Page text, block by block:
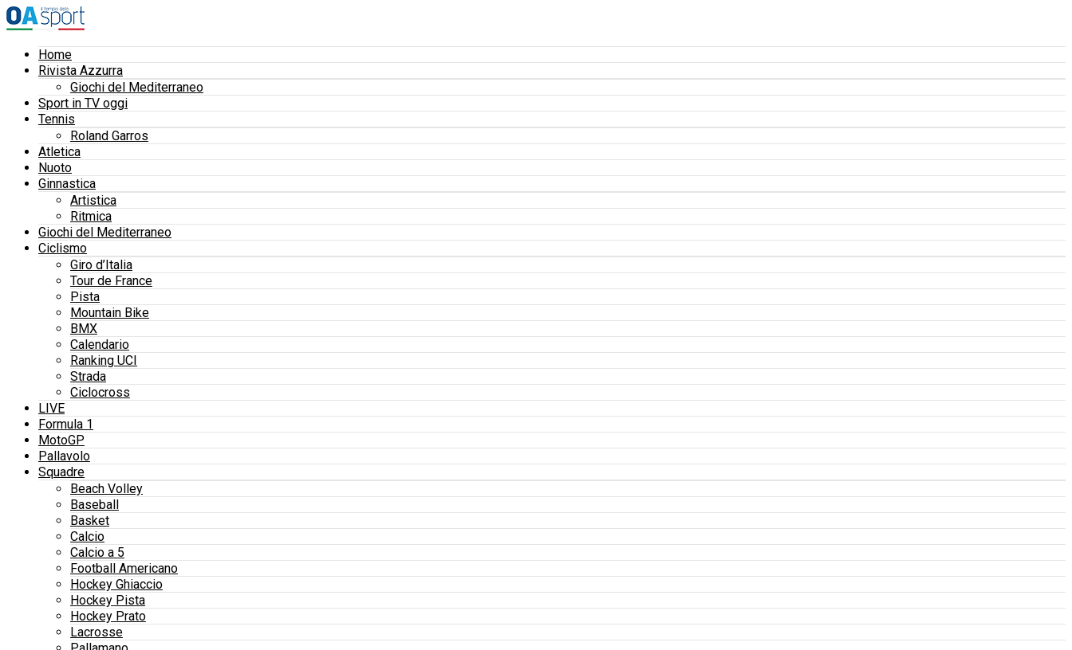
Home
Rivista Azzurra
Giochi del Mediterraneo
Sport in TV oggi
Tennis
Roland Garros
Atletica
Nuoto
Ginnastica
Artistica
Ritmica
Giochi del Mediterraneo
Ciclismo
Giro d’Italia
Tour de France
Pista
Mountain Bike
BMX
Calendario
Ranking UCI
Strada
Ciclocross
LIVE
Formula 1
MotoGP
Pallavolo
Squadre
Beach Volley
Baseball
Basket
Calcio
Calcio a 5
Football Americano
Hockey Ghiaccio
Hockey Pista
Hockey Prato
Lacrosse